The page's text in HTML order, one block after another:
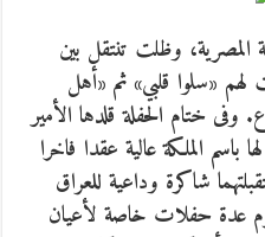
المصرية، وظلت تنتقل بين
«سلوا قلبي» ثم «أهل
وفى ختام الحفلة قلدها الأمير
باسم الملكة عالية عقدا فاخرا
شاكرة وداعية للعراق
عدة حفلات خاصة لأعيان